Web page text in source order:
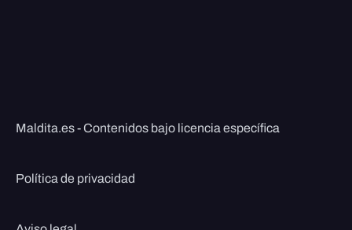
Maldita.es - Contenidos bajo licencia específica
Política de privacidad